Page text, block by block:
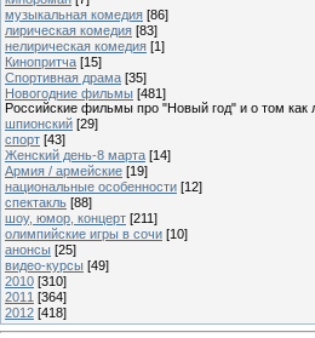
музыкальная комедия [86]
лирическая комедия [83]
нелирическая комедия [1]
Кинопритча [15]
Спортивная драма [35]
Новогодние фильмы [481]
Российские фильмы про "Новый год" и о том как
шпионский [29]
спорт [43]
Женский день-8 марта [14]
Армия / армейские [19]
национальные особенности [12]
спектакль [88]
шоу, юмор, концерт [211]
олимпийские игры в сочи [10]
анонсы [25]
видео-курсы [49]
2010 [310]
2011 [364]
2012 [418]